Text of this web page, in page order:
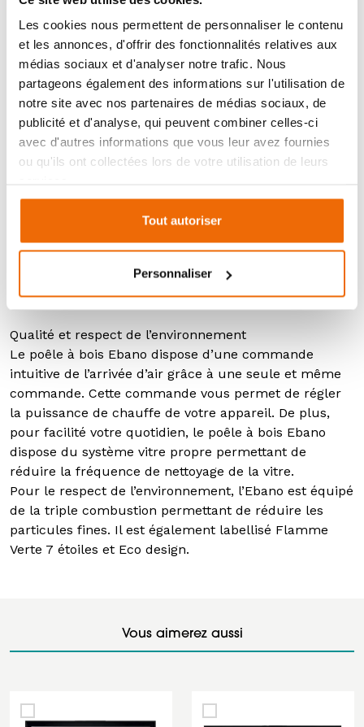
Les cookies nous permettent de personnaliser le contenu
et les annonces, d'offrir des fonctionnalités relatives aux
médias sociaux et d'analyser notre trafic. Nous
partageons également des informations sur l'utilisation de
notre site avec nos partenaires de médias sociaux, de
publicité et d'analyse, qui peuvent combiner celles-ci
avec d'autres informations que vous leur avez fournies
ou qu'ils ont collectées lors de votre utilisation de leurs
Tout autoriser
Personnaliser
Installation et maintenance
Contrairement aux inserts qui peuvent parfois
nécessiter des modifications architecturales,
l’installation du poêle à bois Ebano ne nécessite
aucune modification et est relativement simple. Ce
poêle peut être placé quasiment partout à partir du
moment où celui-ci est relié à une sortie de fumée.
habitations BBC, conformes RT 2012 avec une prise
d’air extérieur. Il existe différents modèles de l’Ebano.
poêle à bois avec range-bûches. Un large choix de
modèles à choisir en fonction de vos besoins et de vos
goûts.
Qualité et respect de l’environnement
Le poêle à bois Ebano dispose d’une commande
intuitive de l’arrivée d’air grâce à une seule et même
commande. Cette commande vous permet de régler
la puissance de chauffe de votre appareil. De plus,
pour facilité votre quotidien, le poêle à bois Ebano
dispose du système vitre propre permettant de
réduire la fréquence de nettoyage de la vitre.
Pour le respect de l’environnement, l’Ebano est équipé
de la triple combustion permettant de réduire les
particules fines. Il est également labellisé Flamme
Verte 7 étoiles et Eco design.
Vous aimerez aussi